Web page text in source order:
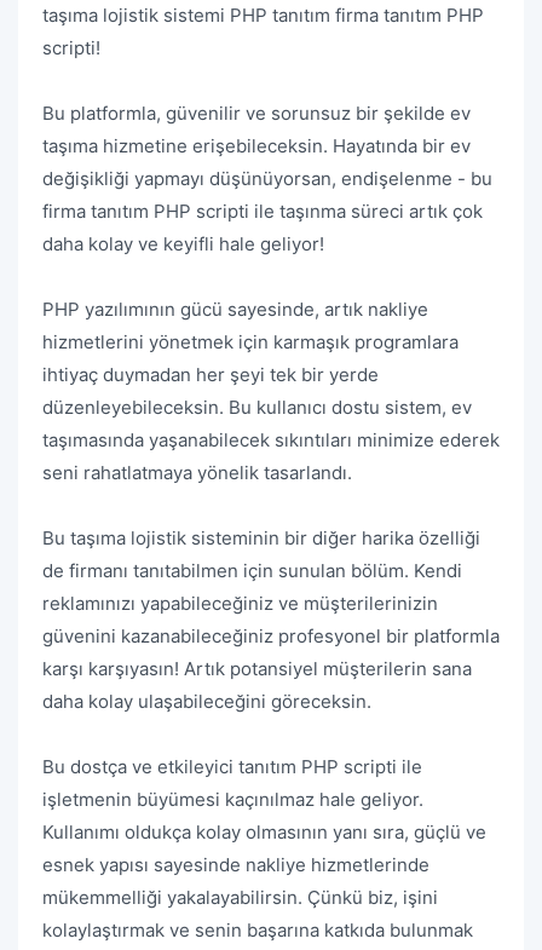
taşıma lojistik sistemi PHP tanıtım firma tanıtım PHP
scripti!
Bu platformla, güvenilir ve sorunsuz bir şekilde ev
taşıma hizmetine erişebileceksin. Hayatında bir ev
değişikliği yapmayı düşünüyorsan, endişelenme - bu
firma tanıtım PHP scripti ile taşınma süreci artık çok
daha kolay ve keyifli hale geliyor!
PHP yazılımının gücü sayesinde, artık nakliye
hizmetlerini yönetmek için karmaşık programlara
ihtiyaç duymadan her şeyi tek bir yerde
düzenleyebileceksin. Bu kullanıcı dostu sistem, ev
taşımasında yaşanabilecek sıkıntıları minimize ederek
seni rahatlatmaya yönelik tasarlandı.
Bu taşıma lojistik sisteminin bir diğer harika özelliği
de firmanı tanıtabilmen için sunulan bölüm. Kendi
reklamınızı yapabileceğiniz ve müşterilerinizin
güvenini kazanabileceğiniz profesyonel bir platformla
karşı karşıyasın! Artık potansiyel müşterilerin sana
daha kolay ulaşabileceğini göreceksin.
Bu dostça ve etkileyici tanıtım PHP scripti ile
işletmenin büyümesi kaçınılmaz hale geliyor.
Kullanımı oldukça kolay olmasının yanı sıra, güçlü ve
esnek yapısı sayesinde nakliye hizmetlerinde
mükemmelliği yakalayabilirsin. Çünkü biz, işini
kolaylaştırmak ve senin başarına katkıda bulunmak